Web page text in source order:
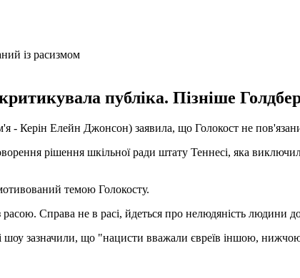
публіка. Пізніше
- Керін Елейн Джонсон) заявила, що Голокост не
рішення шкільної ради штату Теннесі, яка
темою Голокосту.
расою. Справа не в расі, йдеться про нелюдяність людини
шоу зазначили, що "нацисти вважали євреїв іншою,